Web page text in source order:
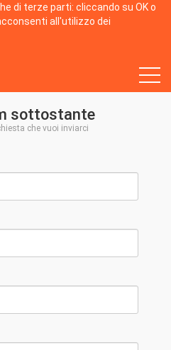
di terze parti: cliccando su OK o
all'utilizzo dei
sottostante
che vuoi inviarci